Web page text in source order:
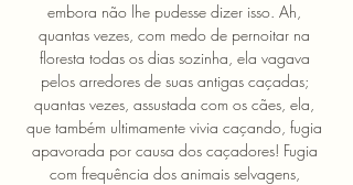
embora não lhe pudesse dizer isso. Ah,
quantas vezes, com medo de pernoitar na
floresta todas os dias sozinha, ela vagava
pelos arredores de suas antigas caçadas;
quantas vezes, assustada com os cães, ela,
que também ultimamente vivia caçando, fugia
apavorada por causa dos caçadores! Fugia
com frequência dos animais selvagens,